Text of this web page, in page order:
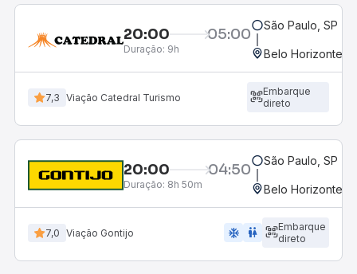
20:00 05:00
Duração: 9h
São Paulo, SP -
Belo Horizonte,
7,3 Viação Catedral Turismo
Embarque
direto
20:00 04:50
Duração: 8h 50m
São Paulo, SP -
Belo Horizonte,
7,0 Viação Gontijo ac_unit wc
Embarque
direto